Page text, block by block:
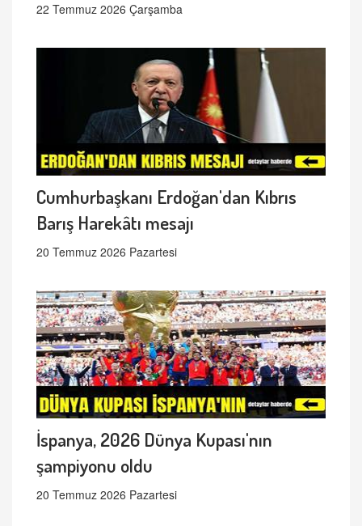
22 Temmuz 2026 Çarşamba
Cumhurbaşkanı Erdoğan'dan Kıbrıs
Barış Harekâtı mesajı
20 Temmuz 2026 Pazartesi
İspanya, 2026 Dünya Kupası'nın
şampiyonu oldu
20 Temmuz 2026 Pazartesi